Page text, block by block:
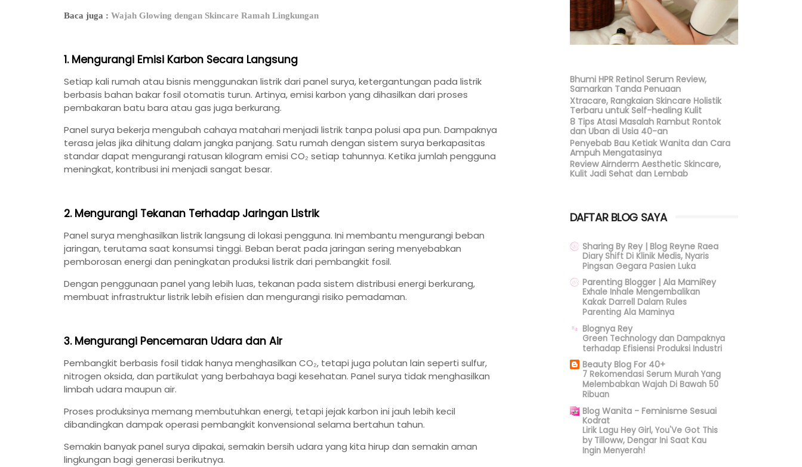
Baca juga : Wajah Glowing dengan Skincare Ramah Lingkungan
1. Mengurangi Emisi Karbon Secara Langsung
Setiap kali rumah atau bisnis menggunakan listrik dari panel surya, ketergantungan pada listrik
berbasis bahan bakar fosil otomatis turun. Artinya, emisi karbon yang dihasilkan dari proses
pembakaran batu bara atau gas juga berkurang.
Panel surya bekerja mengubah cahaya matahari menjadi listrik tanpa polusi apa pun. Dampaknya
terasa jelas jika dihitung dalam jangka panjang. Satu rumah dengan sistem surya berkapasitas
standar dapat mengurangi ratusan kilogram emisi CO₂ setiap tahunnya. Ketika jumlah pengguna
meningkat, kontribusi ini menjadi sangat besar.
2. Mengurangi Tekanan Terhadap Jaringan Listrik
Panel surya menghasilkan listrik langsung di lokasi pengguna. Ini membantu mengurangi beban
jaringan, terutama saat konsumsi tinggi. Beban berat pada jaringan sering menyebabkan
pemborosan energi dan peningkatan produksi listrik dari pembangkit fosil.
Dengan penggunaan panel yang lebih luas, tekanan pada sistem distribusi energi berkurang,
membuat infrastruktur listrik lebih efisien dan mengurangi risiko pemadaman.
3. Mengurangi Pencemaran Udara dan Air
Pembangkit berbasis fosil tidak hanya menghasilkan CO₂, tetapi juga polutan lain seperti sulfur,
nitrogen oksida, dan partikulat yang berbahaya bagi kesehatan. Panel surya tidak menghasilkan
limbah udara maupun air.
Proses produksinya memang membutuhkan energi, tetapi jejak karbon ini jauh lebih kecil
dibandingkan dampak operasi pembangkit konvensional selama bertahun tahun.
Semakin banyak panel surya dipakai, semakin bersih udara yang kita hirup dan semakin aman
lingkungan bagi generasi berikutnya.
Bhumi HPR Retinol Serum Review,
Samarkan Tanda Penuaan
Xtracare, Rangkaian Skincare Holistik
Terbaru untuk Self-healing Kulit
8 Tips Atasi Masalah Rambut Rontok
dan Uban di Usia 40-an
Penyebab Bau Ketiak Wanita dan Cara
Ampuh Mengatasinya
Review Airnderm Aesthetic Skincare,
Kulit Jadi Sehat dan Lembab
DAFTAR BLOG SAYA
Sharing By Rey | Blog Reyne Raea
Diary Shift Di Klinik Medis, Nyaris
Pingsan Gegara Pasien Luka
Parenting Blogger | Ala MamiRey
Exhale Inhale Mengembalikan
Kakak Darrell Dalam Rules
Parenting Ala Maminya
Blognya Rey
Green Technology dan Dampaknya
terhadap Efisiensi Produksi Industri
Beauty Blog For 40+
7 Rekomendasi Serum Murah Yang
Melembabkan Wajah Di Bawah 50
Ribuan
Blog Wanita - Feminisme Sesuai
Kodrat
Lirik Lagu Hey Girl, You'Ve Got This
by Tilloww, Dengar Ini Saat Kau
Ingin Menyerah!